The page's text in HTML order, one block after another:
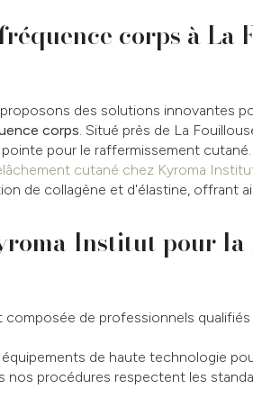
corps à La
des solutions innovantes
corps. Situé près de La
pour le raffermissement
cutané chez Kyroma
de collagène et d'élastine, offrant
Institut pour
composée de professionnels
de haute technologie
nos procédures respectent les